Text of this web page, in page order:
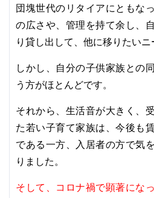
団塊世代のリタイアにともな
の広さや、管理を持て余し、
り貸し出して、他に移りたいニ
しかし、自分の子供家族との
う方がほとんどです。
それから、生活音が大きく、
た若い子育て家族は、今後も
である一方、入居者の方で気
りました。
そして、コロナ禍で顕著にな